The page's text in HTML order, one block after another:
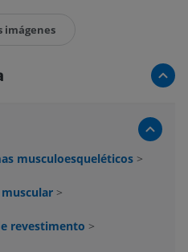
imágenes
musculoesqueléticos >
>
revestimento >